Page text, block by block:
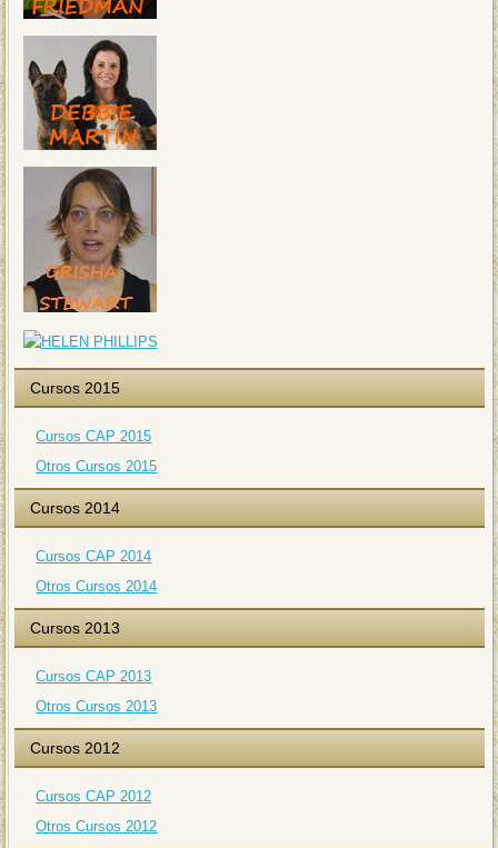
Cursos 2015
Cursos CAP 2015
Otros Cursos 2015
Cursos 2014
Cursos CAP 2014
Otros Cursos 2014
Cursos 2013
Cursos CAP 2013
Otros Cursos 2013
Cursos 2012
Cursos CAP 2012
Otros Cursos 2012